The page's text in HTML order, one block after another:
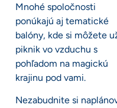
Mnohé spoločnosti
ponúkajú aj tematické
balóny, kde si môžete
piknik vo vzduchu s
pohľadom na magickú
krajinu pod vami.
Nezabudnite si